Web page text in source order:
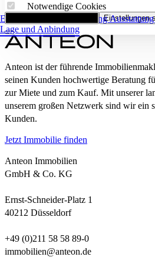
Eckdaten FlächenaufstellungAusstattung
Lage und Anbindung
Notwendige Cookies
Einstellungen
Anteon ist der führende
seinen Kunden hochwertige Beratung
zur Miete und zum Kauf. Mit unserer
unserem großen Netzwerk sind wir ein
Kunden.
Jetzt Immobilie finden
Anteon Immobilien
GmbH & Co. KG
Ernst-Schneider-Platz 1
40212 Düsseldorf
+49 (0)211 58 58 89-0
immobilien@anteon.de